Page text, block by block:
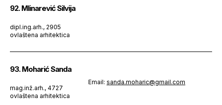
92. Mlinarević Silvija
dipl.ing.arh., 2905
ovlaštena arhitektica
93. Moharić Sanda
mag.inž.arh., 4727
ovlaštena arhitektica
Email: sanda.moharic@gmail.com